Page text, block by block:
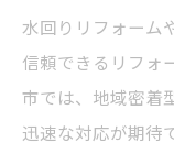
水回りリフォーム
信頼できるリフォ
市では、地域密着
迅速な対応が期待